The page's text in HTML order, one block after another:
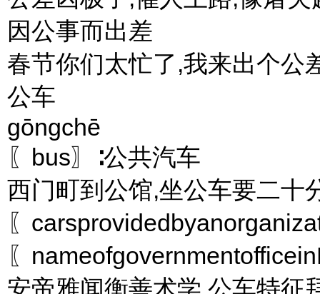
因公事而出差
春节你们太忙了,我来出个
公车
gōngchē
〖bus〗∶公共汽车
西门町到公馆,坐公车要二十
〖
〖
安帝雅闻衡善术学,公车特